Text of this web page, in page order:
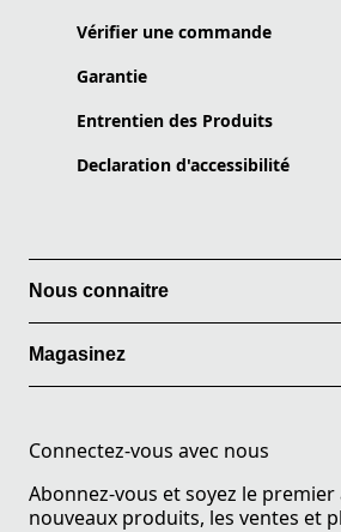
Vérifier une commande
Garantie
Entrentien des Produits
Declaration d'accessibilité
Nous connaitre
Magasinez
Connectez-vous avec nous
Abonnez-vous et soyez le
nouveaux produits, les ventes et